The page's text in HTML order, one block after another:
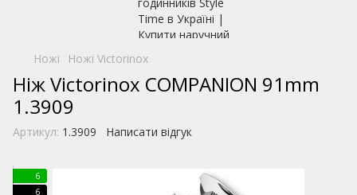
Ножі Ножі Victorinox
Ніж Victorinox COMPANION 91mm
1.3909
Артикул: 1.3909 Написати відгук
6
6